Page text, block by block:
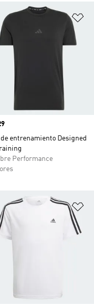
la lista de deseos
de entrenamiento Designed
Performance
la lista de deseos